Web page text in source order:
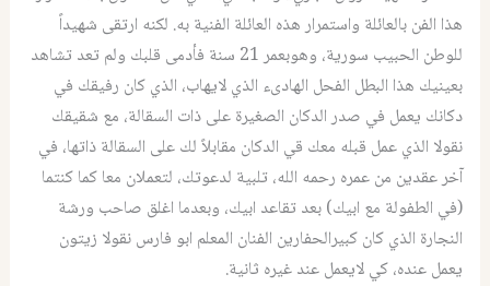
هذا الفن بالعائلة واستمرار هذه العائلة الفنية به. لكنه ارتقى شهيداً
للوطن الحبيب سورية، وهوبعمر 21 سنة فأدمى قلبك ولم تعد تشاهد
بعينيك هذا البطل الفحل الهادىء الذي لايهاب، الذي كان رفيقك في
دكانك يعمل في صدر الدكان الصغيرة على ذات السقالة، مع شقيقك
نقولا الذي عمل قبله معك قي الدكان مقابلاً لك على السقالة ذاتها، في
آخر عقدين من عمره رحمه الله، تلبية لدعوتك، لتعملان معا كما كنتما
(في الطفولة مع ابيك) بعد تقاعد ابيك، وبعدما اغلق صاحب ورشة
النجارة الذي كان كبيرالحفارين الفنان المعلم ابو فارس نقولا زيتون
يعمل عنده، كي لايعمل عند غيره ثانية.